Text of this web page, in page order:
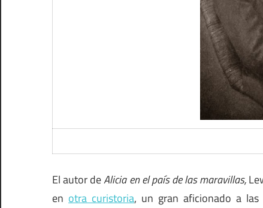
El autor deAlicia en el país de las maravillas,
en otra curistoria, un gran aficionado a